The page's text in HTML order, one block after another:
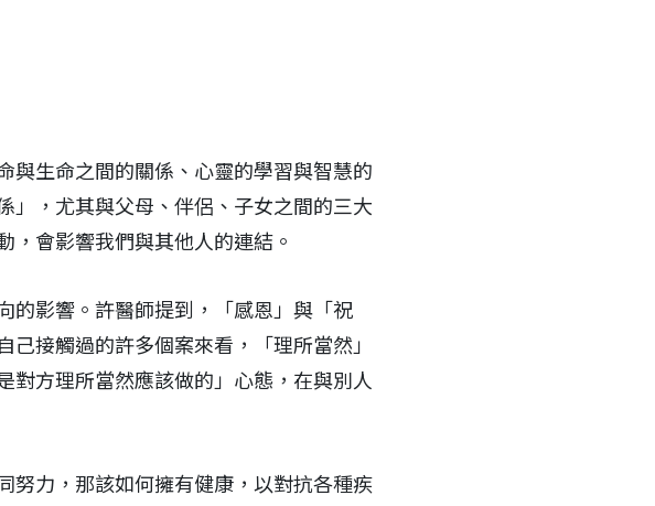
與生命之間的關係、心靈的學習與智慧的
」，尤其與父母、伴侶、子女之間的三大
，會影響我們與其他人的連結。
的影響。許醫師提到，「感恩」與「祝
接觸過的許多個案來看，「理所當然」
對方理所當然應該做的」心態，在與別人
努力，那該如何擁有健康，以對抗各種疾